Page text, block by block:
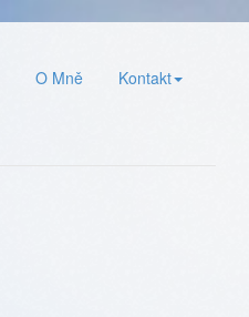
O Mně Kontakt